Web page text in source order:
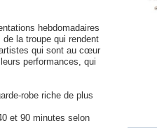
hebdomadaires
la troupe qui rendent
qui sont au cœur
performances, qui
robe riche de plus
et 90 minutes selon